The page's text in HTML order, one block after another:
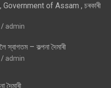
of Assam , চৰকাৰী
admin
স্বাগতম – কল্পনা দৈমাৰী
admin
দৈমাৰী